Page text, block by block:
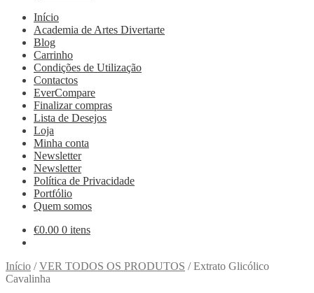
Início
Academia de Artes Divertarte
Blog
Carrinho
Condições de Utilização
Contactos
EverCompare
Finalizar compras
Lista de Desejos
Loja
Minha conta
Newsletter
Newsletter
Política de Privacidade
Portfólio
Quem somos
€0.00 0 itens
Início /VER TODOS OS PRODUTOS /Extrato Glicólico
Cavalinha